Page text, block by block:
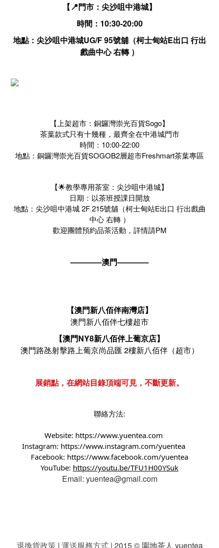
【📍門市：尖沙咀中港城】
時間：10:30-20:00
地點：尖沙咀中港城UG/F 95號舖（柯士甸站E出口 行出
戲曲中心 右轉 ）
【上架超市：銅鑼灣崇光百貨Sogo】
茶葉款式只有十幾種，最齊全在中港城門市
時間：10:00-22:00
地點：銅鑼灣崇光百貨SOGOB2層超市Freshmart茶葉專區
【🌟教學專用茶室：尖沙咀中港城】
日期：以茶班授課日開放
地點：尖沙咀中港城 2F 215號舖（柯士甸站E出口 行出戲曲
中心 右轉 ）
歡迎團體預約品茶活動，詳情請PM
————澳門————
【澳門新八佰伴南灣店】
澳門新八佰伴七樓超市
【澳門NY8新八佰伴上葡京店】
澳門路氹射擊路上葡京尚品匯 2樓新八佰伴（超市）
展銷點，在網站目錄頂端可見，不斷更新。
聯絡方法:
Website: https://www.yuentea.com
Instagram: https://www.instagram.com/yuentea
Facebook: https://www.facebook.com/yuentea
YouTube: https://youtu.be/TFU1H00YSuk
Email: yuentea@gmail.com
退換貨政策| 運送服務方式| 2015 © 園地茶人 yuentea